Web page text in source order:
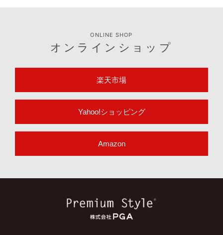
ONLINE SHOP
オンラインショップ
楽天市場
Yahoo!ショッピング
Amazon